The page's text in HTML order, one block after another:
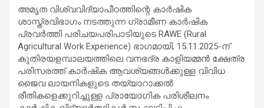
അമൃത വിശ്വവിദ്യാപീഠത്തിന്റെ കാർഷിക
ശാസ്ത്രവിഭാഗം നടത്തുന്ന ഗ്രാമീണ കാർഷിക
പ്രവർത്തി പരിചയപരിപാടിയുടെ RAWE (Rural
Agricultural Work Experience) ഭാഗമായി, 15.11.2025-ന്
കുതിരയളമ്പാലയത്തിലെ വനഭദ്ര കാളിയമ്മൻ ക്ഷേത്ര
പരിസരത്ത് കാർഷിക ആവശ്യങ്ങൾക്കുള്ള വിവിധ
ജൈവ ലായനികളുടെ തയ്യാറാക്കൽ
രീതികളെക്കുറിച്ചുള്ള പ്രായോഗിക പരിശീലനം